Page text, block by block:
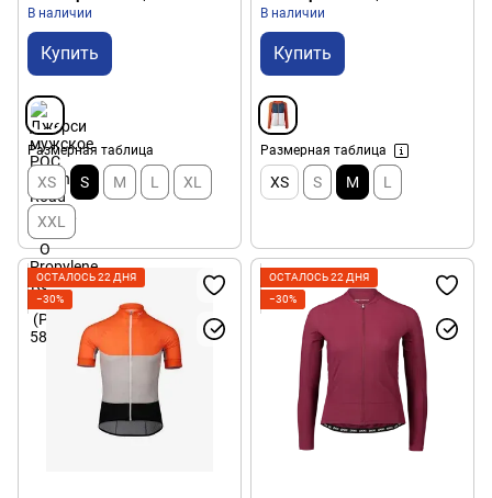
В наличии
Купить
Размерная таблица
XS S M L XL
XXL
В наличии
Купить
Размерная таблица
XS S M L
ОСТАЛОСЬ 22 ДНЯ
−30%
ОСТАЛОСЬ 22 ДНЯ
−30%